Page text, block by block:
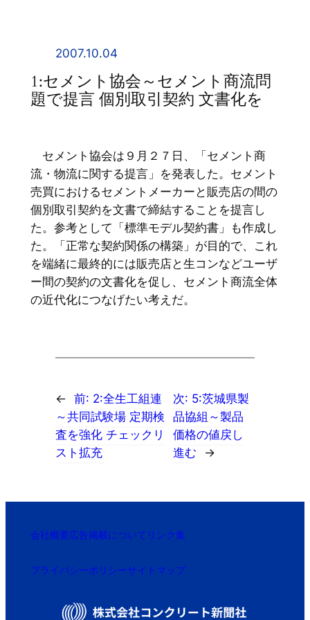
2007.10.04
1:セメント協会～セメント商流問
題で提言 個別取引契約 文書化を
セメント協会は９月２７日、「セメント商
流・物流に関する提言」を発表した。セメント
売買におけるセメントメーカーと販売店の間の
個別取引契約を文書で締結することを提言し
た。参考として「標準モデル契約書」も作成し
た。「正常な契約関係の構築」が目的で、これ
を端緒に最終的には販売店と生コンなどユーザ
ー間の契約の文書化を促し、セメント商流全体
の近代化につなげたい考えだ。
← 前: 2:全生工組連
～共同試験場 定期検
査を強化 チェックリ
スト拡充
次: 5:茨城県製
品協組～製品
価格の値戻し
進む
→
会社概要広告掲載について リンク集
プライバシーポリシーサイトマップ